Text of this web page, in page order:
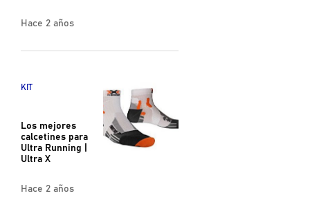
Hace 2 años
KIT
Los mejores
calcetines para
Ultra Running |
Ultra X
Hace 2 años